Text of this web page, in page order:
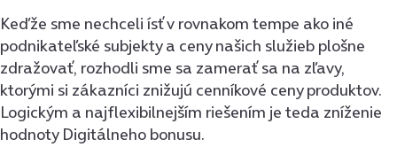
Keďže sme nechceli ísť v rovnakom tempe ako iné
podnikateľské subjekty a ceny našich služieb plošne
zdražovať, rozhodli sme sa zamerať sa na zľavy,
ktorými si zákazníci znižujú cenníkové ceny produktov.
Logickým a najflexibilnejším riešením je teda zníženie
hodnoty Digitálneho bonusu.